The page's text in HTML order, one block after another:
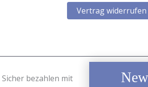
Vertrag widerrufen
Sicher bezahlen mit